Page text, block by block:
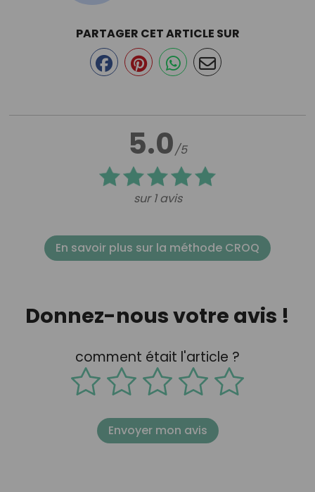
5.0/5
sur 1 avis
PARTAGER CET ARTICLE SUR
En savoir plus sur la méthode CROQ
Donnez-nous votre avis !
comment était l'article ?
Envoyer mon avis